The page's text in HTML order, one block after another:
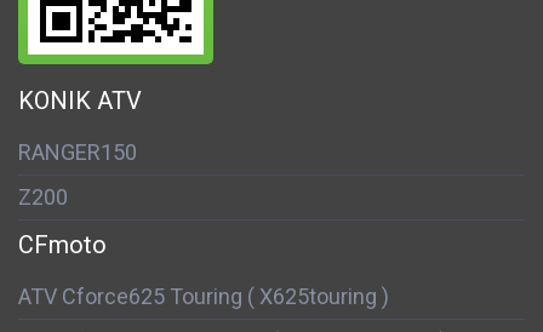
KONIK ATV
RANGER150
Z200
CFmoto
ATV Cforce625 Touring ( X625touring )